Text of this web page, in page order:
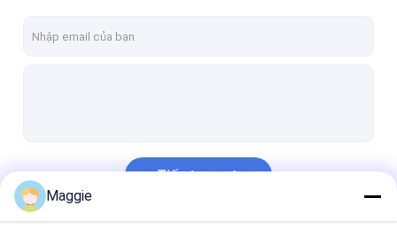
Tiếp tục
Maggie